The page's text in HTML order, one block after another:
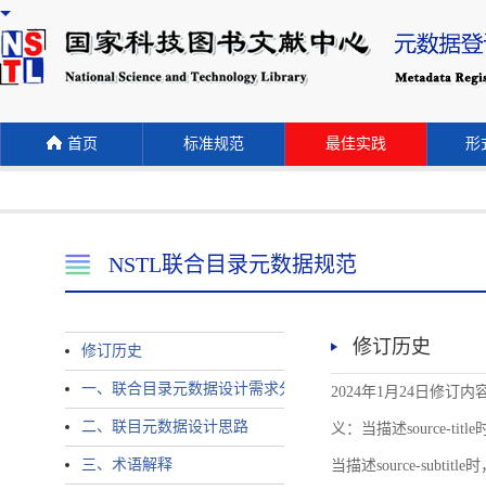
首页 标准规范 最佳实践 形
NSTL联合目录元数据规范
修订历史
一、联合目录元数据设计需求分析
二、联目元数据设计思路
三、术语解释
修订历史
2024年1月24日修订内
义：当描述source-title
当描述source-subtitle